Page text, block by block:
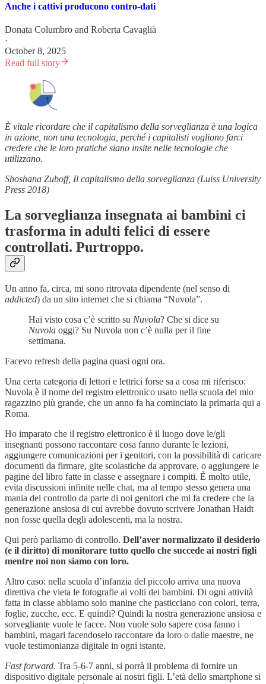
Anche i cattivi producono contro-dati
Donata Columbro and Roberta Cavaglià
·
October 8, 2025
Read full story
È vitale ricordare che il capitalismo della sorveglianza è una logica
in azione, non una tecnologia, perché i capitalisti vogliono farci
credere che le loro pratiche siano insite nelle tecnologie che
utilizzano.
Shoshana Zuboff, Il capitalismo della sorveglianza (Luiss University
Press 2018)
La sorveglianza insegnata ai bambini ci
trasforma in adulti felici di essere
controllati. Purtroppo.
Un anno fa, circa, mi sono ritrovata dipendente (nel senso di
addicted) da un sito internet che si chiama “Nuvola”.
Hai visto cosa c’è scritto su Nuvola? Che si dice su
Nuvola oggi? Su Nuvola non c’è nulla per il fine
settimana.
Facevo refresh della pagina quasi ogni ora.
Una certa categoria di lettori e lettrici forse sa a cosa mi riferisco:
Nuvola è il nome del registro elettronico usato nella scuola del mio
ragazzino più grande, che un anno fa ha cominciato la primaria qui a
Roma.
Ho imparato che il registro elettronico è il luogo dove le/gli
insegnanti possono raccontare cosa fanno durante le lezioni,
aggiungere comunicazioni per i genitori, con la possibilità di caricare
documenti da firmare, gite scolastiche da approvare, o aggiungere le
pagine del libro fatte in classe e assegnare i compiti. È molto utile,
evita discussioni infinite nelle chat, ma al tempo stesso genera una
mania del controllo da parte di noi genitori che mi fa credere che la
generazione ansiosa di cui avrebbe dovuto scrivere Jonathan Haidt
non fosse quella degli adolescenti, ma la nostra.
Qui però parliamo di controllo. Dell’aver normalizzato il desiderio
(e il diritto) di monitorare tutto quello che succede ai nostri figli
mentre noi non siamo con loro.
Altro caso: nella scuola d’infanzia del piccolo arriva una nuova
direttiva che vieta le fotografie ai volti dei bambini. Di ogni attività
fatta in classe abbiamo solo manine che pasticciano con colori, terra,
foglie, zucche, ecc. E quindi? Quindi la nostra generazione ansiosa e
sorvegliante vuole le facce. Non vuole solo sapere cosa fanno i
bambini, magari facendoselo raccontare da loro o dalle maestre, ne
vuole testimonianza digitale in ogni istante.
Fast forward. Tra 5-6-7 anni, si porrà il problema di fornire un
dispositivo digitale personale ai nostri figli. L’età dello smartphone si